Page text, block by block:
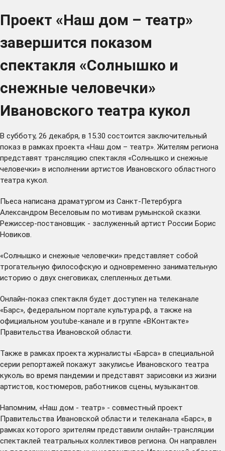
Проект «Наш дом – театр»
завершится показом
спектакля «Солнышко и
снежные человечки»
Ивановского театра кукол
В субботу, 26 декабря, в 15.30 состоится заключительный
показ в рамках проекта «Наш дом – театр». Жителям региона
представят трансляцию спектакля «Солнышко и снежные
человечки» в исполнении артистов Ивановского областного
театра кукол.
Пьеса написана драматургом из Санкт-Петербурга
Александром Веселовым по мотивам румынской сказки.
Режиссер-постановщик - заслуженный артист России Борис
Новиков.
«Солнышко и снежные человечки» представляет собой
трогательную философскую и одновременно занимательную
историю о двух снеговиках, слепленных детьми.
Онлайн-показ спектакля будет доступен на телеканале
«Барс», федеральном портале культура.рф, а также на
официальном youtube-канале и в группе «ВКонтакте»
Правительства Ивановской области.
Также в рамках проекта журналисты «Барса» в специальной
серии репортажей покажут закулисье Ивановского театра
куколь во время пандемии и представят зарисовки из жизни
артистов, костюмеров, работников сцены, музыкантов.
Напомним, «Наш дом - театр» - совместный проект
Правительства Ивановской области и телеканала «Барс», в
рамках которого зрителям представили онлайн-трансляции
спектаклей театральных коллективов региона. Он направлен